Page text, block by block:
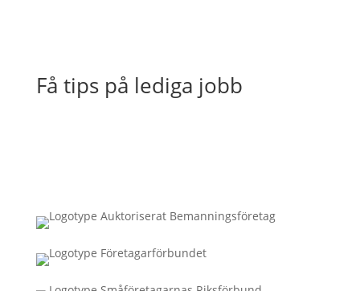
Få tips på lediga jobb